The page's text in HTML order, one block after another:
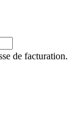
de facturation.